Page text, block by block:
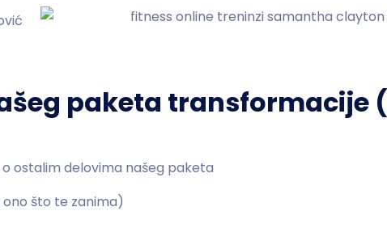
paketa transformacije
ostalim delovima našeg paketa
ono što te zanima)